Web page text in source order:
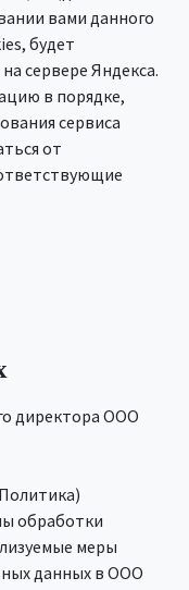
вами данного
будет
сервере Яндекса.
в порядке,
сервиса
от
директора ООО
обработки
меры
данных в ООО